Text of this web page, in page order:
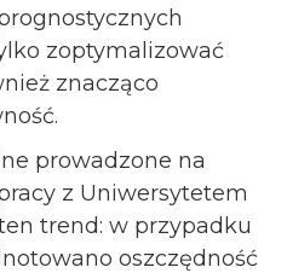
zoptymalizować
znacząco
prowadzone na
z Uniwersytetem
trend: w przypadku
oszczędność